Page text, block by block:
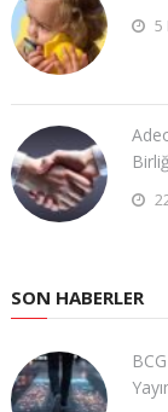
5
SON HABERLER